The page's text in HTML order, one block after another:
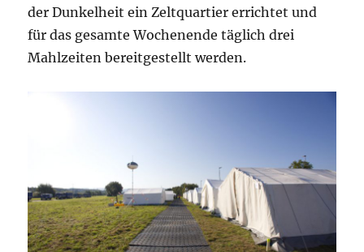
der Dunkelheit ein Zeltquartier errichtet und
für das gesamte Wochenende täglich drei
Mahlzeiten bereitgestellt werden.